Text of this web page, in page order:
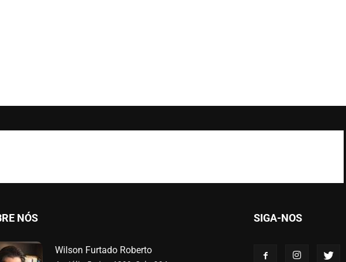
NÓS
Wilson Furtado Roberto
SIGA-NOS